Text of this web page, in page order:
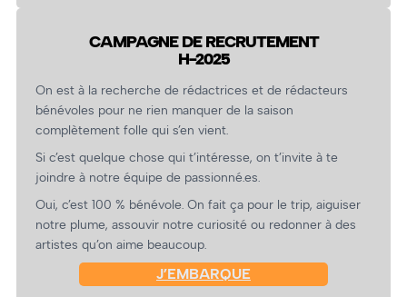
CAMPAGNE DE RECRUTEMENT
H-2025
On est à la recherche de rédactrices et de rédacteurs
bénévoles pour ne rien manquer de la saison
complètement folle qui s’en vient.
Si c’est quelque chose qui t’intéresse, on t’invite à te
joindre à notre équipe de passionné.es.
Oui, c’est 100 % bénévole. On fait ça pour le trip, aiguiser
notre plume, assouvir notre curiosité ou redonner à des
artistes qu’on aime beaucoup.
J’EMBARQUE